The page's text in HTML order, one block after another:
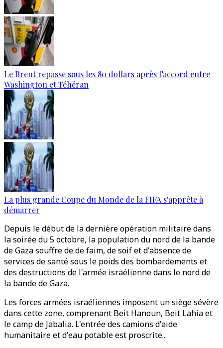
Le Brent repasse sous les 80 dollars après l’accord entre
Washington et Téhéran
La plus grande Coupe du Monde de la FIFA s'apprête à
démarrer
Depuis le début de la dernière opération militaire dans
la soirée du 5 octobre, la population du nord de la bande
de Gaza souffre de de faim, de soif et d'absence de
services de santé sous le poids des bombardements et
des destructions de l'armée israélienne dans le nord de
la bande de Gaza.
Les forces armées israéliennes imposent un siège sévère
dans cette zone, comprenant Beit Hanoun, Beit Lahia et
le camp de Jabalia. L'entrée des camions d'aide
humanitaire et d'eau potable est proscrite..